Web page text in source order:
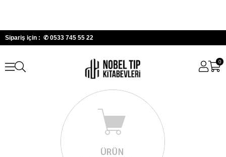
Sipariş için : ✆ 0533 745 55 22
0